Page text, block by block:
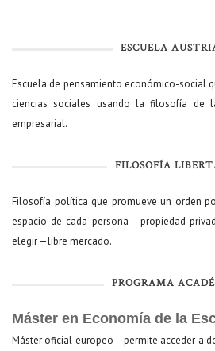
ESCUELA
Escuela de pensamiento económico-social
ciencias sociales usando la filosofía de
empresarial.
FILOSOFÍA
Filosofía política que promueve un orden
espacio de cada persona —propiedad
elegir —libre mercado.
PROGRAMA
Máster en Economía de la
Máster oficial europeo —permite acceder a